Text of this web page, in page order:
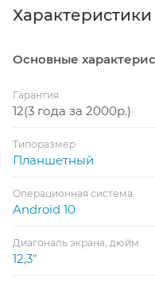
Характеристики
Основные
Гарантия
12(3 года за 2000р.)
Типоразмер
Планшетный
Операционная система
Android 10
Диагональ экрана, дюйм
12,3"